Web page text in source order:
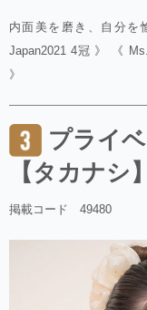
内面美を磨き、自分を
Japan2021 4冠 》 《
》
プライ
【タカナシ】
掲載コード 49480